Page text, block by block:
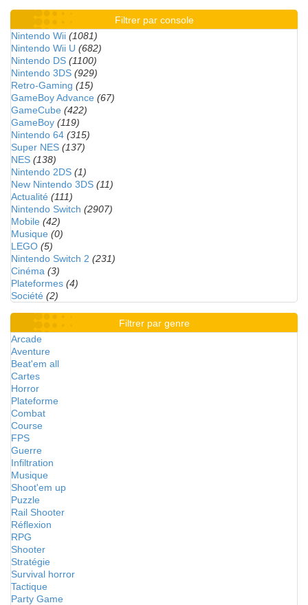
Filtrer par console
Nintendo Wii (1081)
Nintendo Wii U (682)
Nintendo DS (1100)
Nintendo 3DS (929)
Retro-Gaming (15)
GameBoy Advance (67)
GameCube (422)
GameBoy (119)
Nintendo 64 (315)
Super NES (137)
NES (138)
Nintendo 2DS (1)
New Nintendo 3DS (11)
Actualité (111)
Nintendo Switch (2907)
Mobile (42)
Musique (0)
LEGO (5)
Nintendo Switch 2 (231)
Cinéma (3)
Plateformes (4)
Société (2)
Filtrer par genre
Arcade
Aventure
Beat'em all
Cartes
Horror
Plateforme
Combat
Course
FPS
Guerre
Infiltration
Musique
Shoot'em up
Puzzle
Rail Shooter
Réflexion
RPG
Shooter
Stratégie
Survival horror
Tactique
Party Game